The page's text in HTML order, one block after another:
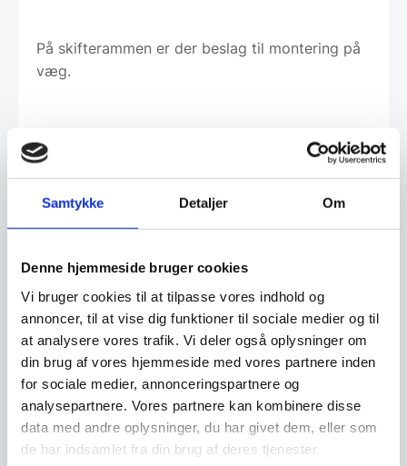
Samtykke Detaljer Om
Denne hjemmeside bruger cookies
Vi bruger cookies til at tilpasse vores indhold og
annoncer, til at vise dig funktioner til sociale medier og til
at analysere vores trafik. Vi deler også oplysninger om
din brug af vores hjemmeside med vores partnere inden
for sociale medier, annonceringspartnere og
analysepartnere. Vores partnere kan kombinere disse
data med andre oplysninger, du har givet dem, eller som
de har indsamlet fra din brug af deres tjenester.
På skifterammen er der beslag til montering på
væg.
Leveringsmetode
Har du spørgsmål til varen? Klik her
Vi prismatcher - Klik her
Relaterede varer